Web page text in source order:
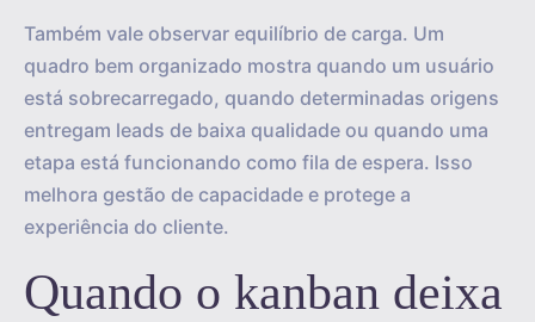
Também vale observar equilíbrio de carga. Um
quadro bem organizado mostra quando um usuário
está sobrecarregado, quando determinadas origens
entregam leads de baixa qualidade ou quando uma
etapa está funcionando como fila de espera. Isso
melhora gestão de capacidade e protege a
experiência do cliente.
Quando o kanban deixa